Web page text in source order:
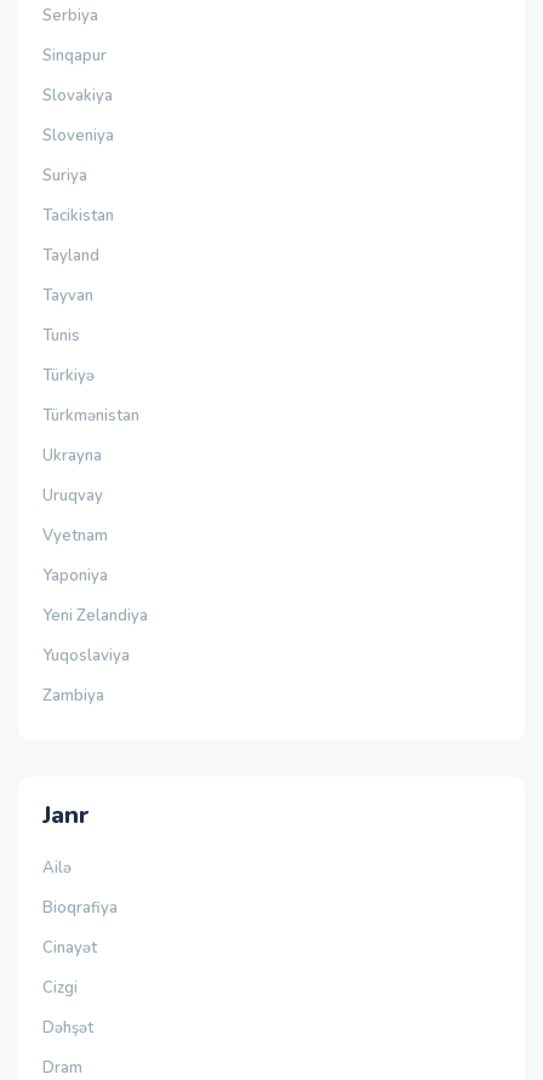
Serbiya
Sinqapur
Slovakiya
Sloveniya
Suriya
Tacikistan
Tayland
Tayvan
Tunis
Türkiyə
Türkmənistan
Ukrayna
Uruqvay
Vyetnam
Yaponiya
Yeni Zelandiya
Yuqoslaviya
Zambiya
Janr
Ailə
Bioqrafiya
Cinayət
Cizgi
Dəhşət
Dram